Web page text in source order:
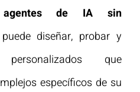
de IA sin
diseñar, probar y
que
específicos de su